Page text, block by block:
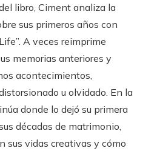
libro, Ciment analiza la
sus primeros años con
A veces reimprime
memorias anteriores y
acontecimientos,
u olvidado. En la
donde lo dejó su primera
décadas de matrimonio,
sus vidas creativas y cómo